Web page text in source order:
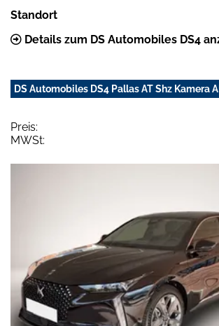
Standort
Details zum DS Automobiles DS4
DS Automobiles DS4 Pallas AT Shz Kamera
Preis:
MWSt: